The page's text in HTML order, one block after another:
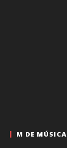
M DE MÚSICA